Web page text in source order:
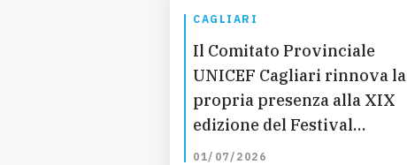
CAGLIARI
Il Comitato Provinciale
UNICEF Cagliari rinnova la
propria presenza alla XIX
edizione del Festival
"Giardini Aperti"
01/07/2026